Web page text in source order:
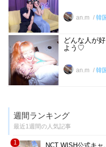
an.m 韓
どんな人が
よう♡
an.m 韓
週間ランキング
最近1週間の人気記事
1 NCT WISH公式キャ